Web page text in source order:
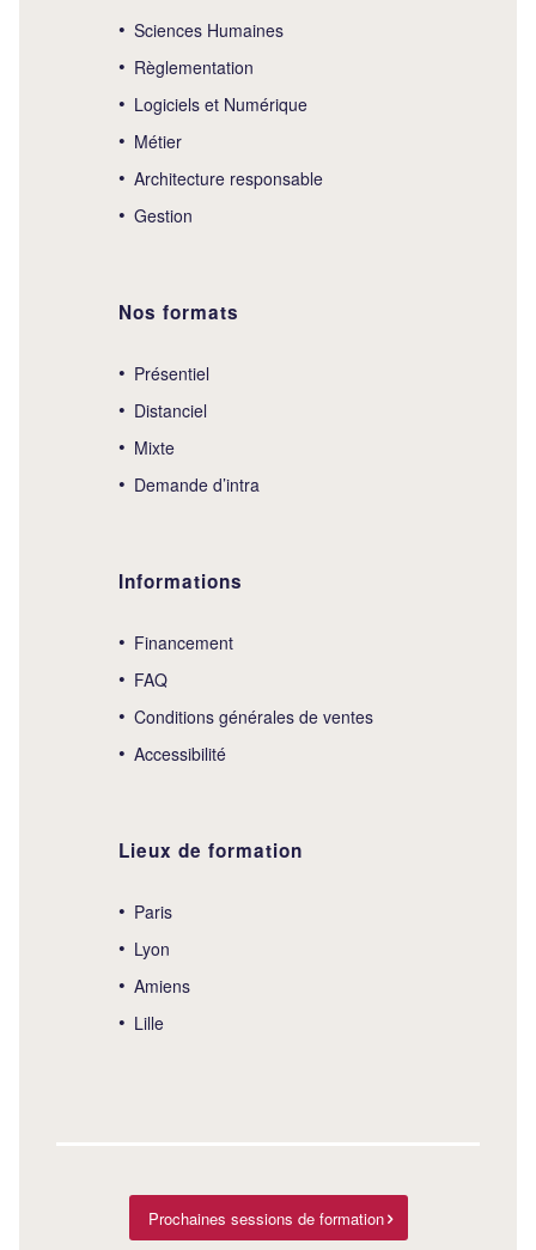
Sciences Humaines
Règlementation
Logiciels et Numérique
Métier
Architecture responsable
Gestion
Nos formats
Présentiel
Distanciel
Mixte
Demande d’intra
Informations
Financement
FAQ
Conditions générales de ventes
Accessibilité
Lieux de formation
Paris
Lyon
Amiens
Lille
Prochaines sessions de formation